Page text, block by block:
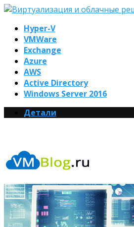
Hyper-V
VMWare
Exchange
Azure
AWS
Active Directory
Windows Server 2016
Детали